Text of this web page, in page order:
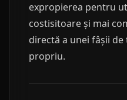
expropierea pentru
costisitoare și mai
directă a unei fâșii
propriu.